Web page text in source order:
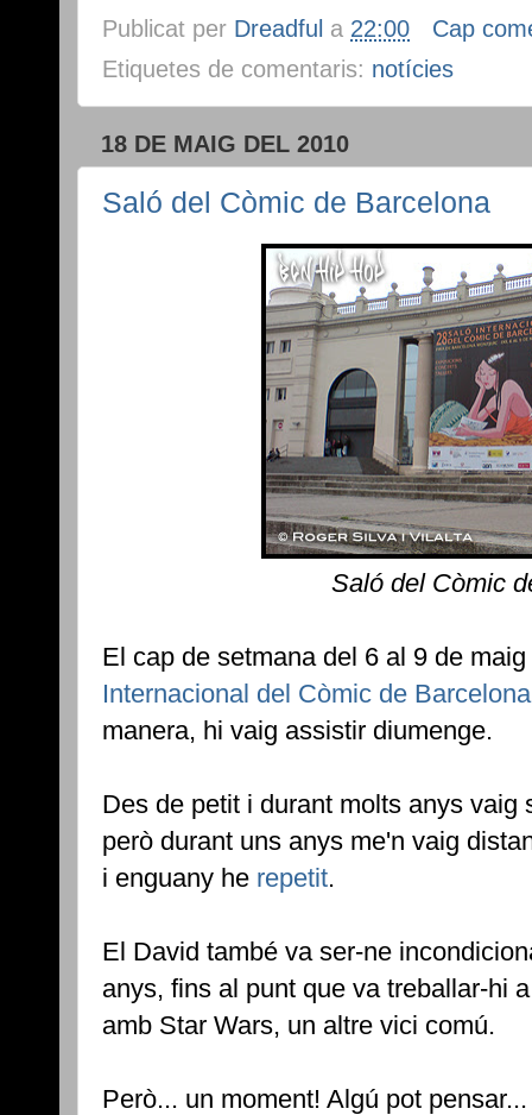
Publicat per Dreadful a 22:00
Cap
Etiquetes de comentaris: notícies
18 DE MAIG DEL 2010
Saló del Còmic de Barcelona
Saló del Còmic
El cap de setmana del 6 al 9 de
Internacional del Còmic de Barcelona
manera, hi vaig assistir diumenge.
Des de petit i durant molts anys
però durant uns anys me'n vaig
i enguany he repetit.
El David també va ser-ne
anys, fins al punt que va treballar-hi
amb Star Wars, un altre vici comú.
Però... un moment! Algú pot